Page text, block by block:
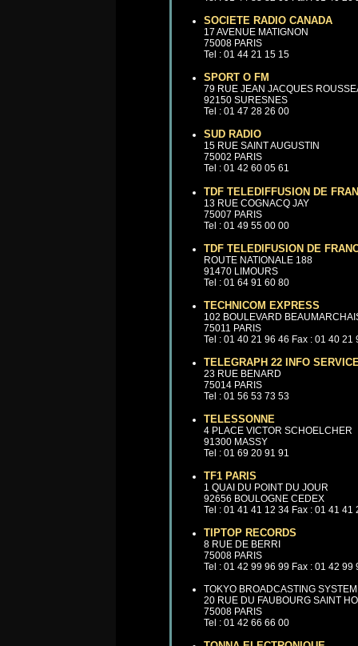
SOCIETE RADIO CANADA
17 AVENUE MATIGNON
75008 PARIS
Tel : 01 44 21 15 15
SPORT O FM
79 RUE JEAN JACQUES
92150 SURESNES
Tel : 01 47 28 26 00
SUD RADIO
15 RUE SAINT AUGUSTIN
75002 PARIS
Tel : 01 42 60 05 61
TDF TELEDIFFUSION DE
13 RUE COGNACQ JAY
75007 PARIS
Tel : 01 49 55 00 00
TDF TELEDIFUSION DE
ROUTE NATIONALE 188
91470 LIMOURS
Tel : 01 64 91 60 80
TECHNICOM EXPRESS
102 BOULEVARD
75011 PARIS
Tel : 01 40 21 96 46 Fax : 01 40 21
TELEGRAPH 22 INFO
23 RUE BENARD
75014 PARIS
Tel : 01 56 53 73 53
TELESSONNE
4 PLACE VICTOR SCHOELCHER
91300 MASSY
Tel : 01 69 20 91 91
TF1 PARIS
1 QUAI DU POINT DU JOUR
92656 BOULOGNE CEDEX
Tel : 01 41 41 12 34 Fax : 01 41 41
TIPTOP RECORDS
8 RUE DE BERRI
75008 PARIS
Tel : 01 42 99 96 99 Fax : 01 42 99
TOKYO BROADCASTING SYSTEM
20 RUE DU FAUBOURG SAINT
75008 PARIS
Tel : 01 42 66 66 00